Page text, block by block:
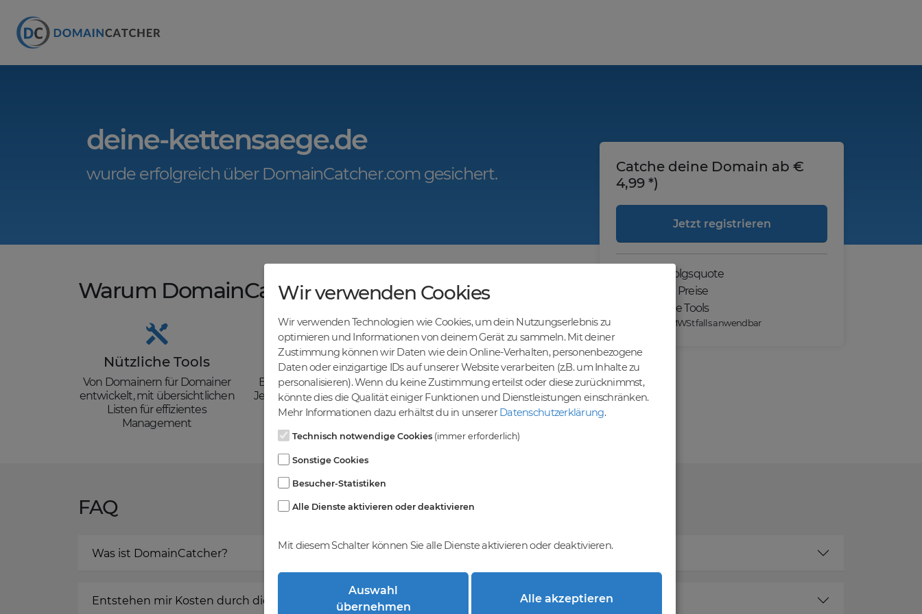
deine-kettensaege.de
wurde erfolgreich über DomainCatcher.com gesichert.
Warum DomainCatcher.com?
Nützliche Tools
Von Domainern für Domainer
entwickelt, mit übersichtlichen
Listen für effizientes
Management
Günstige Preise
Backorders bereits ab € 4,99.
Je nach deinem Tier-Level und
zzgl. MwSt falls anwendbar
Kein Gebotsverfahren
Einfaches System - Deine
Orders werden nach dem First-
Come-First-Serve-Prinzip
Catche deine Domain ab €
4,99 *)
Jetzt registrieren
Hohe Erfolgsquote
Günstige Preise
Praktische Tools
*) Preise exkl. MWSt falls anwendbar
FAQ
Was ist DomainCatcher?
Entstehen mir Kosten durch die Registrierung bei DomainCatcher?
Wir verwenden Cookies
Wir verwenden Technologien wie Cookies, um dein Nutzungserlebnis zu
optimieren und Informationen von deinem Gerät zu sammeln. Mit deiner
Zustimmung können wir Daten wie dein Online-Verhalten, personenbezogene
Daten oder einzigartige IDs auf unserer Website verarbeiten (z.B. um Inhalte zu
personalisieren). Wenn du keine Zustimmung erteilst oder diese zurücknimmst,
könnte dies die Qualität einiger Funktionen und Dienstleistungen einschränken.
Mehr Informationen dazu erhältst du in unsererDatenschutzerklärung.
Technisch notwendige Cookies (immer erforderlich)
Sonstige Cookies
Besucher-Statistiken
Alle Dienste aktivieren oder deaktivieren
Mit diesem Schalter können Sie alle Dienste aktivieren oder deaktivieren.
Auswahl
übernehmen
Alle akzeptieren